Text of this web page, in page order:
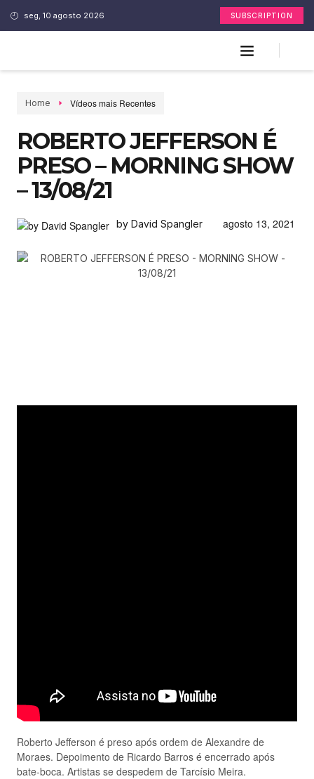
seg, 10 agosto 2026 SUBSCRIPTION
Home Vídeos mais Recentes
ROBERTO JEFFERSON É
PRESO – MORNING SHOW
– 13/08/21
by David Spangler agosto 13, 2021
Roberto Jefferson é preso após ordem de Alexandre de
Moraes. Depoimento de Ricardo Barros é encerrado após
bate-boca. Artistas se despedem de Tarcísio Meira.